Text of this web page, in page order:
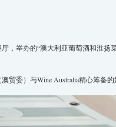
，举办的“澳大利亚葡萄酒和淮扬
贸委）与Wine Australia精心筹备